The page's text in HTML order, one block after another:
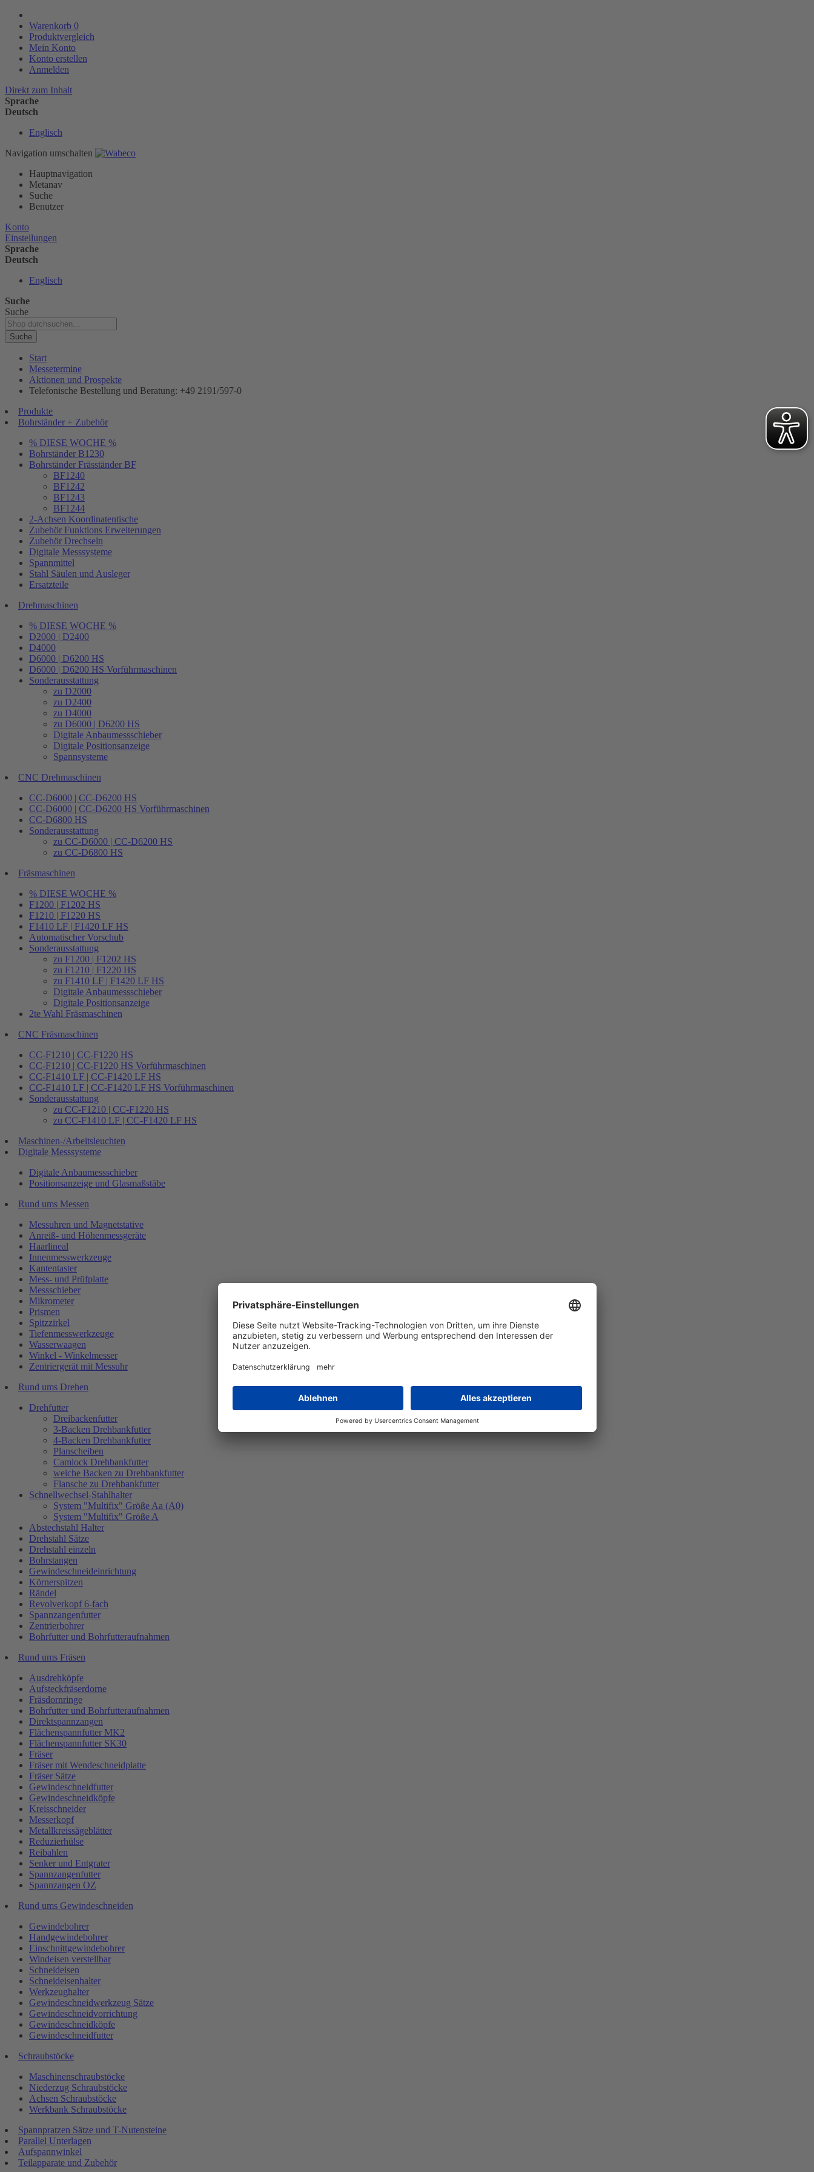
Warenkorb 0
Produktvergleich
Mein Konto
Konto erstellen
Anmelden
Direkt zum Inhalt
Sprache
Deutsch
Englisch
Navigation umschalten
Hauptnavigation
Metanav
Suche
Benutzer
Konto
Einstellungen
Sprache
Deutsch
Englisch
Suche
Suche
Suche
Start
Messetermine
Aktionen und Prospekte
Telefonische Bestellung und Beratung: +49 2191/597-0
Produkte
Bohrständer + Zubehör
% DIESE WOCHE %
Bohrständer B1230
Bohrständer Fräsständer BF
BF1240
BF1242
BF1243
BF1244
2-Achsen Koordinatentische
Zubehör Funktions Erweiterungen
Zubehör Drechseln
Digitale Messsysteme
Spannmittel
Stahl Säulen und Ausleger
Ersatzteile
Drehmaschinen
% DIESE WOCHE %
D2000 | D2400
D4000
D6000 | D6200 HS
D6000 | D6200 HS Vorführmaschinen
Sonderausstattung
zu D2000
zu D2400
zu D4000
zu D6000 | D6200 HS
Digitale Anbaumessschieber
Digitale Positionsanzeige
Spannsysteme
CNC Drehmaschinen
CC-D6000 | CC-D6200 HS
CC-D6000 | CC-D6200 HS Vorführmaschinen
CC-D6800 HS
Sonderausstattung
zu CC-D6000 | CC-D6200 HS
zu CC-D6800 HS
Fräsmaschinen
% DIESE WOCHE %
F1200 | F1202 HS
F1210 | F1220 HS
F1410 LF | F1420 LF HS
Automatischer Vorschub
Sonderausstattung
zu F1200 | F1202 HS
zu F1210 | F1220 HS
zu F1410 LF | F1420 LF HS
Digitale Anbaumessschieber
Digitale Positionsanzeige
2te Wahl Fräsmaschinen
CNC Fräsmaschinen
CC-F1210 | CC-F1220 HS
CC-F1210 | CC-F1220 HS Vorführmaschinen
CC-F1410 LF | CC-F1420 LF HS
CC-F1410 LF | CC-F1420 LF HS Vorführmaschinen
Sonderausstattung
zu CC-F1210 | CC-F1220 HS
zu CC-F1410 LF | CC-F1420 LF HS
Maschinen-/Arbeitsleuchten
Digitale Messsysteme
Digitale Anbaumessschieber
Positionsanzeige und Glasmaßstäbe
Rund ums Messen
Messuhren und Magnetstative
Anreiß- und Höhenmessgeräte
Haarlineal
Innenmesswerkzeuge
Kantentaster
Mess- und Prüfplatte
Messschieber
Mikrometer
Prismen
Spitzzirkel
Tiefenmesswerkzeuge
Wasserwaagen
Winkel - Winkelmesser
Zentriergerät mit Messuhr
Rund ums Drehen
Drehfutter
Dreibackenfutter
3-Backen Drehbankfutter
4-Backen Drehbankfutter
Planscheiben
Camlock Drehbankfutter
weiche Backen zu Drehbankfutter
Flansche zu Drehbankfutter
Schnellwechsel-Stahlhalter
System "Multifix" Größe Aa (A0)
System "Multifix" Größe A
Abstechstahl Halter
Drehstahl Sätze
Drehstahl einzeln
Bohrstangen
Gewindeschneideinrichtung
Körnerspitzen
Rändel
Revolverkopf 6-fach
Spannzangenfutter
Zentrierbohrer
Bohrfutter und Bohrfutteraufnahmen
Rund ums Fräsen
Ausdrehköpfe
Aufsteckfräserdorne
Fräsdornringe
Bohrfutter und Bohrfutteraufnahmen
Direktspannzangen
Flächenspannfutter MK2
Flächenspannfutter SK30
Fräser
Fräser mit Wendeschneidplatte
Fräser Sätze
Gewindeschneidfutter
Gewindeschneidköpfe
Kreisschneider
Messerkopf
Metallkreissägeblätter
Reduzierhülse
Reibahlen
Senker und Entgrater
Spannzangenfutter
Spannzangen OZ
Rund ums Gewindeschneiden
Gewindebohrer
Handgewindebohrer
Einschnittgewindebohrer
Windeisen verstellbar
Schneideisen
Schneideisenhalter
Werkzeughalter
Gewindeschneidwerkzeug Sätze
Gewindeschneidvorrichtung
Gewindeschneidköpfe
Gewindeschneidfutter
Schraubstöcke
Maschinenschraubstöcke
Niederzug Schraubstöcke
Achsen Schraubstöcke
Werkbank Schraubstöcke
Spannpratzen Sätze und T-Nutensteine
Parallel Unterlagen
Aufspannwinkel
Teilapparate und Zubehör